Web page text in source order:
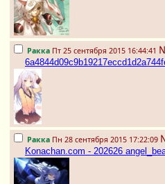
Ракка Пт 25 сентября 2015 16:44:41
Ракка Пн 28 сентября 2015 17:22:09
Konachan.com - 202626